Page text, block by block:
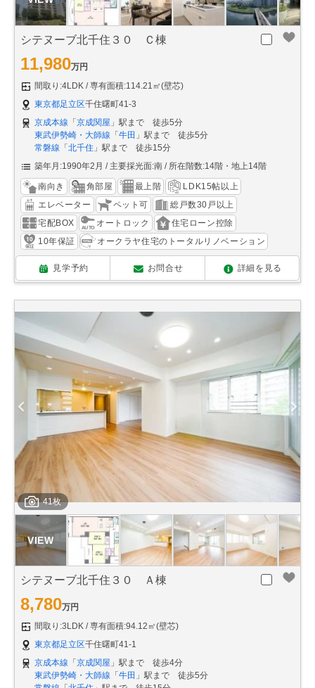
シテヌーブ北千住３０ Ｃ棟
11,980万円
間取り:4LDK
専有面積:114.21㎡(壁芯)
東京都足立区千住曙町41-3
京成本線 「京成関屋 」駅まで 徒歩5分
東武伊勢崎・大師線 「牛田 」駅まで 徒歩5分
常磐線 「北千住 」駅まで 徒歩15分
築年月:1990年2月
主要採光面:南 所在階数:14階・地上14階
南向き 角部屋 最上階
LDK15帖以上
エレベーター
ペット可
総戸数30戸以上
宅配BOX
オートロック
住宅ローン控除
10年保証
オークラヤ住宅のトータルリノベーション
見学予約 お問合せ 詳細を見る
41枚
シテヌーブ北千住３０ Ａ棟
8,780万円
間取り:3LDK
専有面積:94.12㎡(壁芯)
東京都足立区千住曙町41-1
京成本線 「 京成関屋 」駅まで 徒歩4分
東武伊勢崎・大師線 「 牛田 」駅まで 徒歩5分